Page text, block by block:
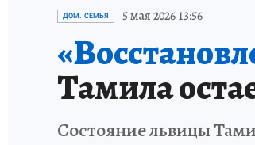
ЗАПОВЕДНАЯ РОССИЯ
ДОМ. СЕМЬЯ 5 мая 2026 13:56
Тамила
Состояние львицы